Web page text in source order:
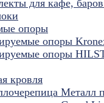
для кафе,
опоры
опоры
опоры
кровля
Металл